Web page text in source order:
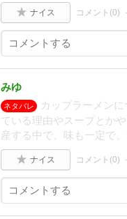
ナイス コメント(0)
みゆ
ネタバレ
カップラーメン
ている理由やスープとか
産する中で、味も一定で
ナイス コメント(0)